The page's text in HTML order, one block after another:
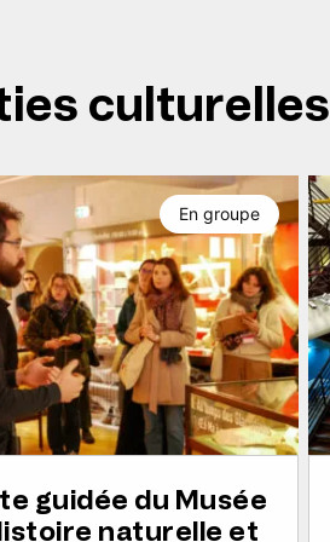
culturelles
guidée du Musée
naturelle et
En groupe